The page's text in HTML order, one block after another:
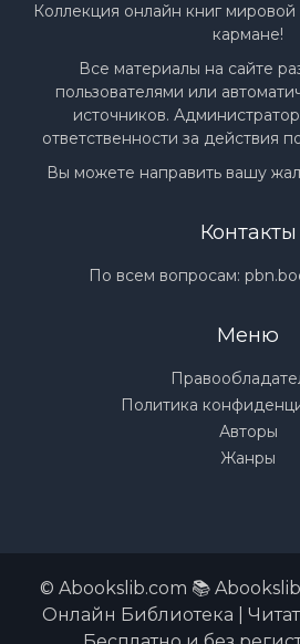
Коллекция онлайн книг
кармане!
Все материалы на сайте
пользователями или
источников.
ответственности за действия
Вы можете направить вашу
Контакты
По всем вопросам:
Меню
Политика
Авторы
Жанры
© Abookslib.com 📚
Онлайн Библиотека |